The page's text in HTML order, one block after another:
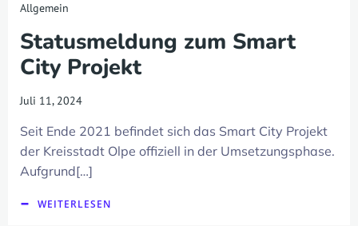
Allgemein
Statusmeldung zum Smart
City Projekt
Juli 11, 2024
Seit Ende 2021 befindet sich das Smart City Projekt
der Kreisstadt Olpe offiziell in der Umsetzungsphase.
Aufgrund[…]
WEITERLESEN